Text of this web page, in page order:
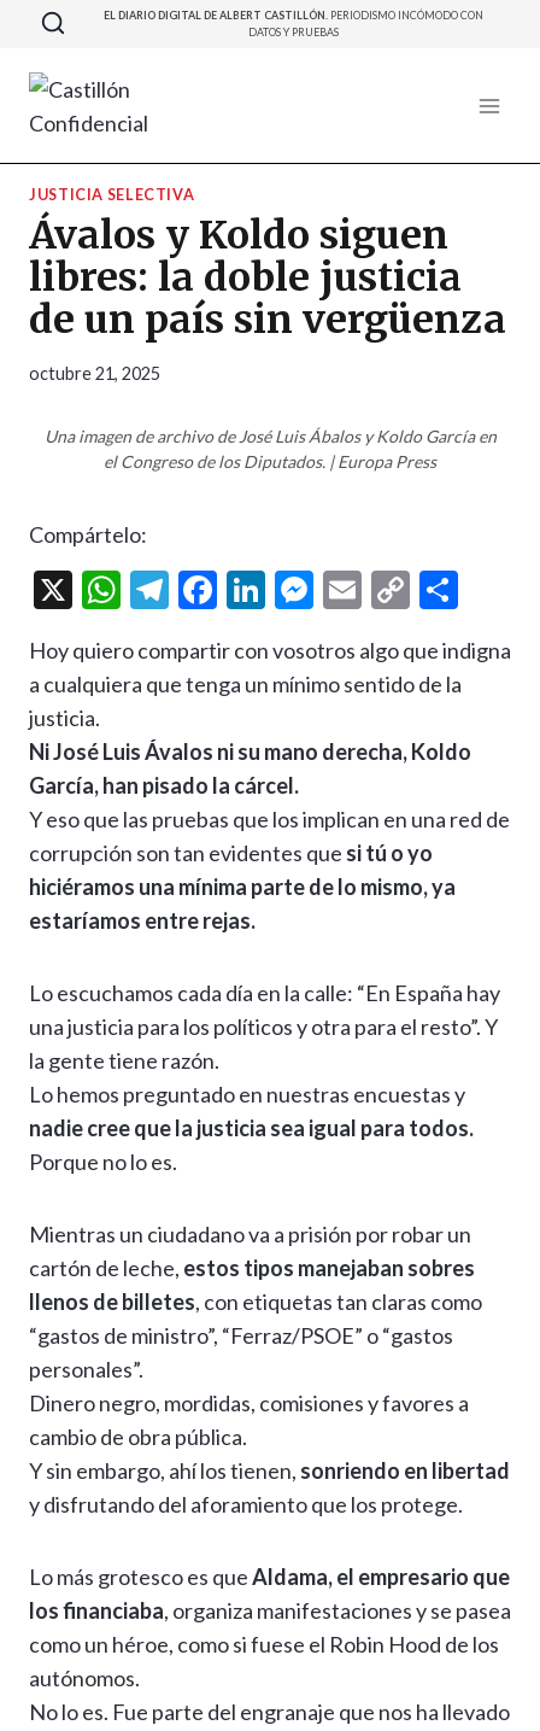
Saltar
contenido
EL DIARIO DIGITAL DE ALBERT CASTILLÓN. PERIODISMO INCÓMODO CON
DATOS Y PRUEBAS
JUSTICIA SELECTIVA
Ávalos y Koldo siguen
libres: la doble justicia
de un país sin vergüenza
octubre 21, 2025
Una imagen de archivo de José Luis Ábalos y Koldo García en
el Congreso de los Diputados. | Europa Press
Compártelo:
X
W
at
s
A
p
p
T
e
gr
a
m
F
e
b
o
o
k
Li
ke
dI
n
M
se
n
g
E
ai
l
C
p
y
Li
k
m
p
ar
r
Hoy quiero compartir con vosotros algo que indigna
a cualquiera que tenga un mínimo sentido de la
justicia.
Ni José Luis Ávalos ni su mano derecha, Koldo
García, han pisado la cárcel.
Y eso que las pruebas que los implican en una red de
corrupción son tan evidentes que si tú o yo
hiciéramos una mínima parte de lo mismo, ya
estaríamos entre rejas.
Lo escuchamos cada día en la calle: “En España hay
una justicia para los políticos y otra para el resto”. Y
la gente tiene razón.
Lo hemos preguntado en nuestras encuestas y
nadie cree que la justicia sea igual para todos.
Porque no lo es.
Mientras un ciudadano va a prisión por robar un
cartón de leche, estos tipos manejaban sobres
llenos de billetes, con etiquetas tan claras como
“gastos de ministro”, “Ferraz/PSOE” o “gastos
personales”.
Dinero negro, mordidas, comisiones y favores a
cambio de obra pública.
Y sin embargo, ahí los tienen, sonriendo en libertad
y disfrutando del aforamiento que los protege.
Lo más grotesco es queAldama, el empresario que
los financiaba, organiza manifestaciones y se pasea
como un héroe, como si fuese el Robin Hood de los
autónomos.
No lo es. Fue parte del engranaje que nos ha llevado